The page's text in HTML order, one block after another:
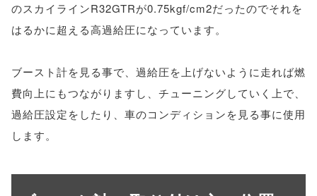
のスカイラインR32GTRが0.75kgf/cm2だったのでそれを
はるかに超える高過給圧になっています。
ブースト計を見る事で、過給圧を上げないように走れば燃
費向上にもつながりますし、チューニングしていく上で、
過給圧設定をしたり、車のコンディションを見る事に使用
します。